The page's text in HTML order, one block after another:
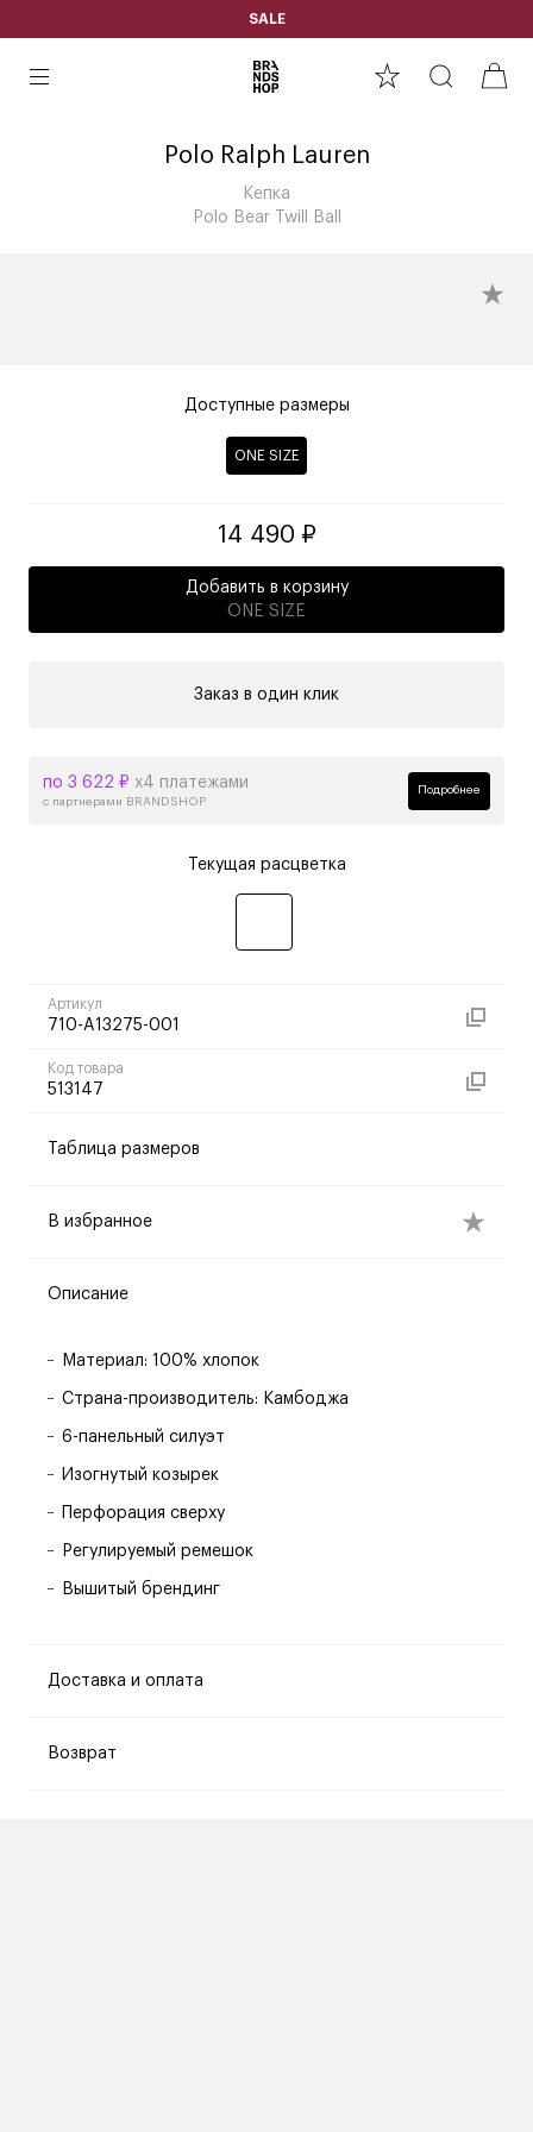
SALE
Polo Ralph Lauren
Кепка
Polo Bear Twill Ball
Доступные размеры
ONE SIZE
14 490 ₽
Добавить в корзину
ONE SIZE
Заказ в один клик
по 3 622 ₽ х4 платежами
с партнерами BRANDSHOP
Подробнее
Текущая расцветка
Артикул
710-A13275-001
Код товара
513147
Таблица размеров
В избранное
Описание
Материал: 100% хлопок
Страна-производитель: Камбоджа
6-панельный силуэт
Изогнутый козырек
Перфорация сверху
Регулируемый ремешок
Вышитый брендинг
Доставка и оплата
Возврат